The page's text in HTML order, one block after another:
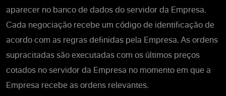
aparecer no banco de dados do servidor da Empresa.
Cada negociação recebe um código de identificação de
acordo com as regras definidas pela Empresa. As ordens
supracitadas são executadas com os últimos preços
cotados no servidor da Empresa no momento em que a
Empresa recebe as ordens relevantes.